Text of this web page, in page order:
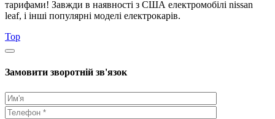
тарифами! Завжди в наявності з США електромобілі nissan
leaf, і інші популярні моделі електрокарів.
Top
Замовити зворотній зв'язок